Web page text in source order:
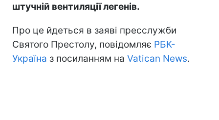
штучній вентиляції легенів.
Про це йдеться в заяві пресслужби
Святого Престолу, повідомляє РБК-
Україна з посиланням на Vatican News.